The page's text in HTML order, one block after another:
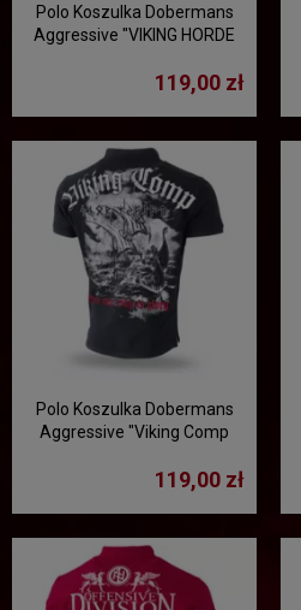
Polo Koszulka Dobermans
Aggressive "VIKING HORDE
119,00 zł
Polo Koszulka Dobermans
Aggressive "Viking Comp
119,00 zł